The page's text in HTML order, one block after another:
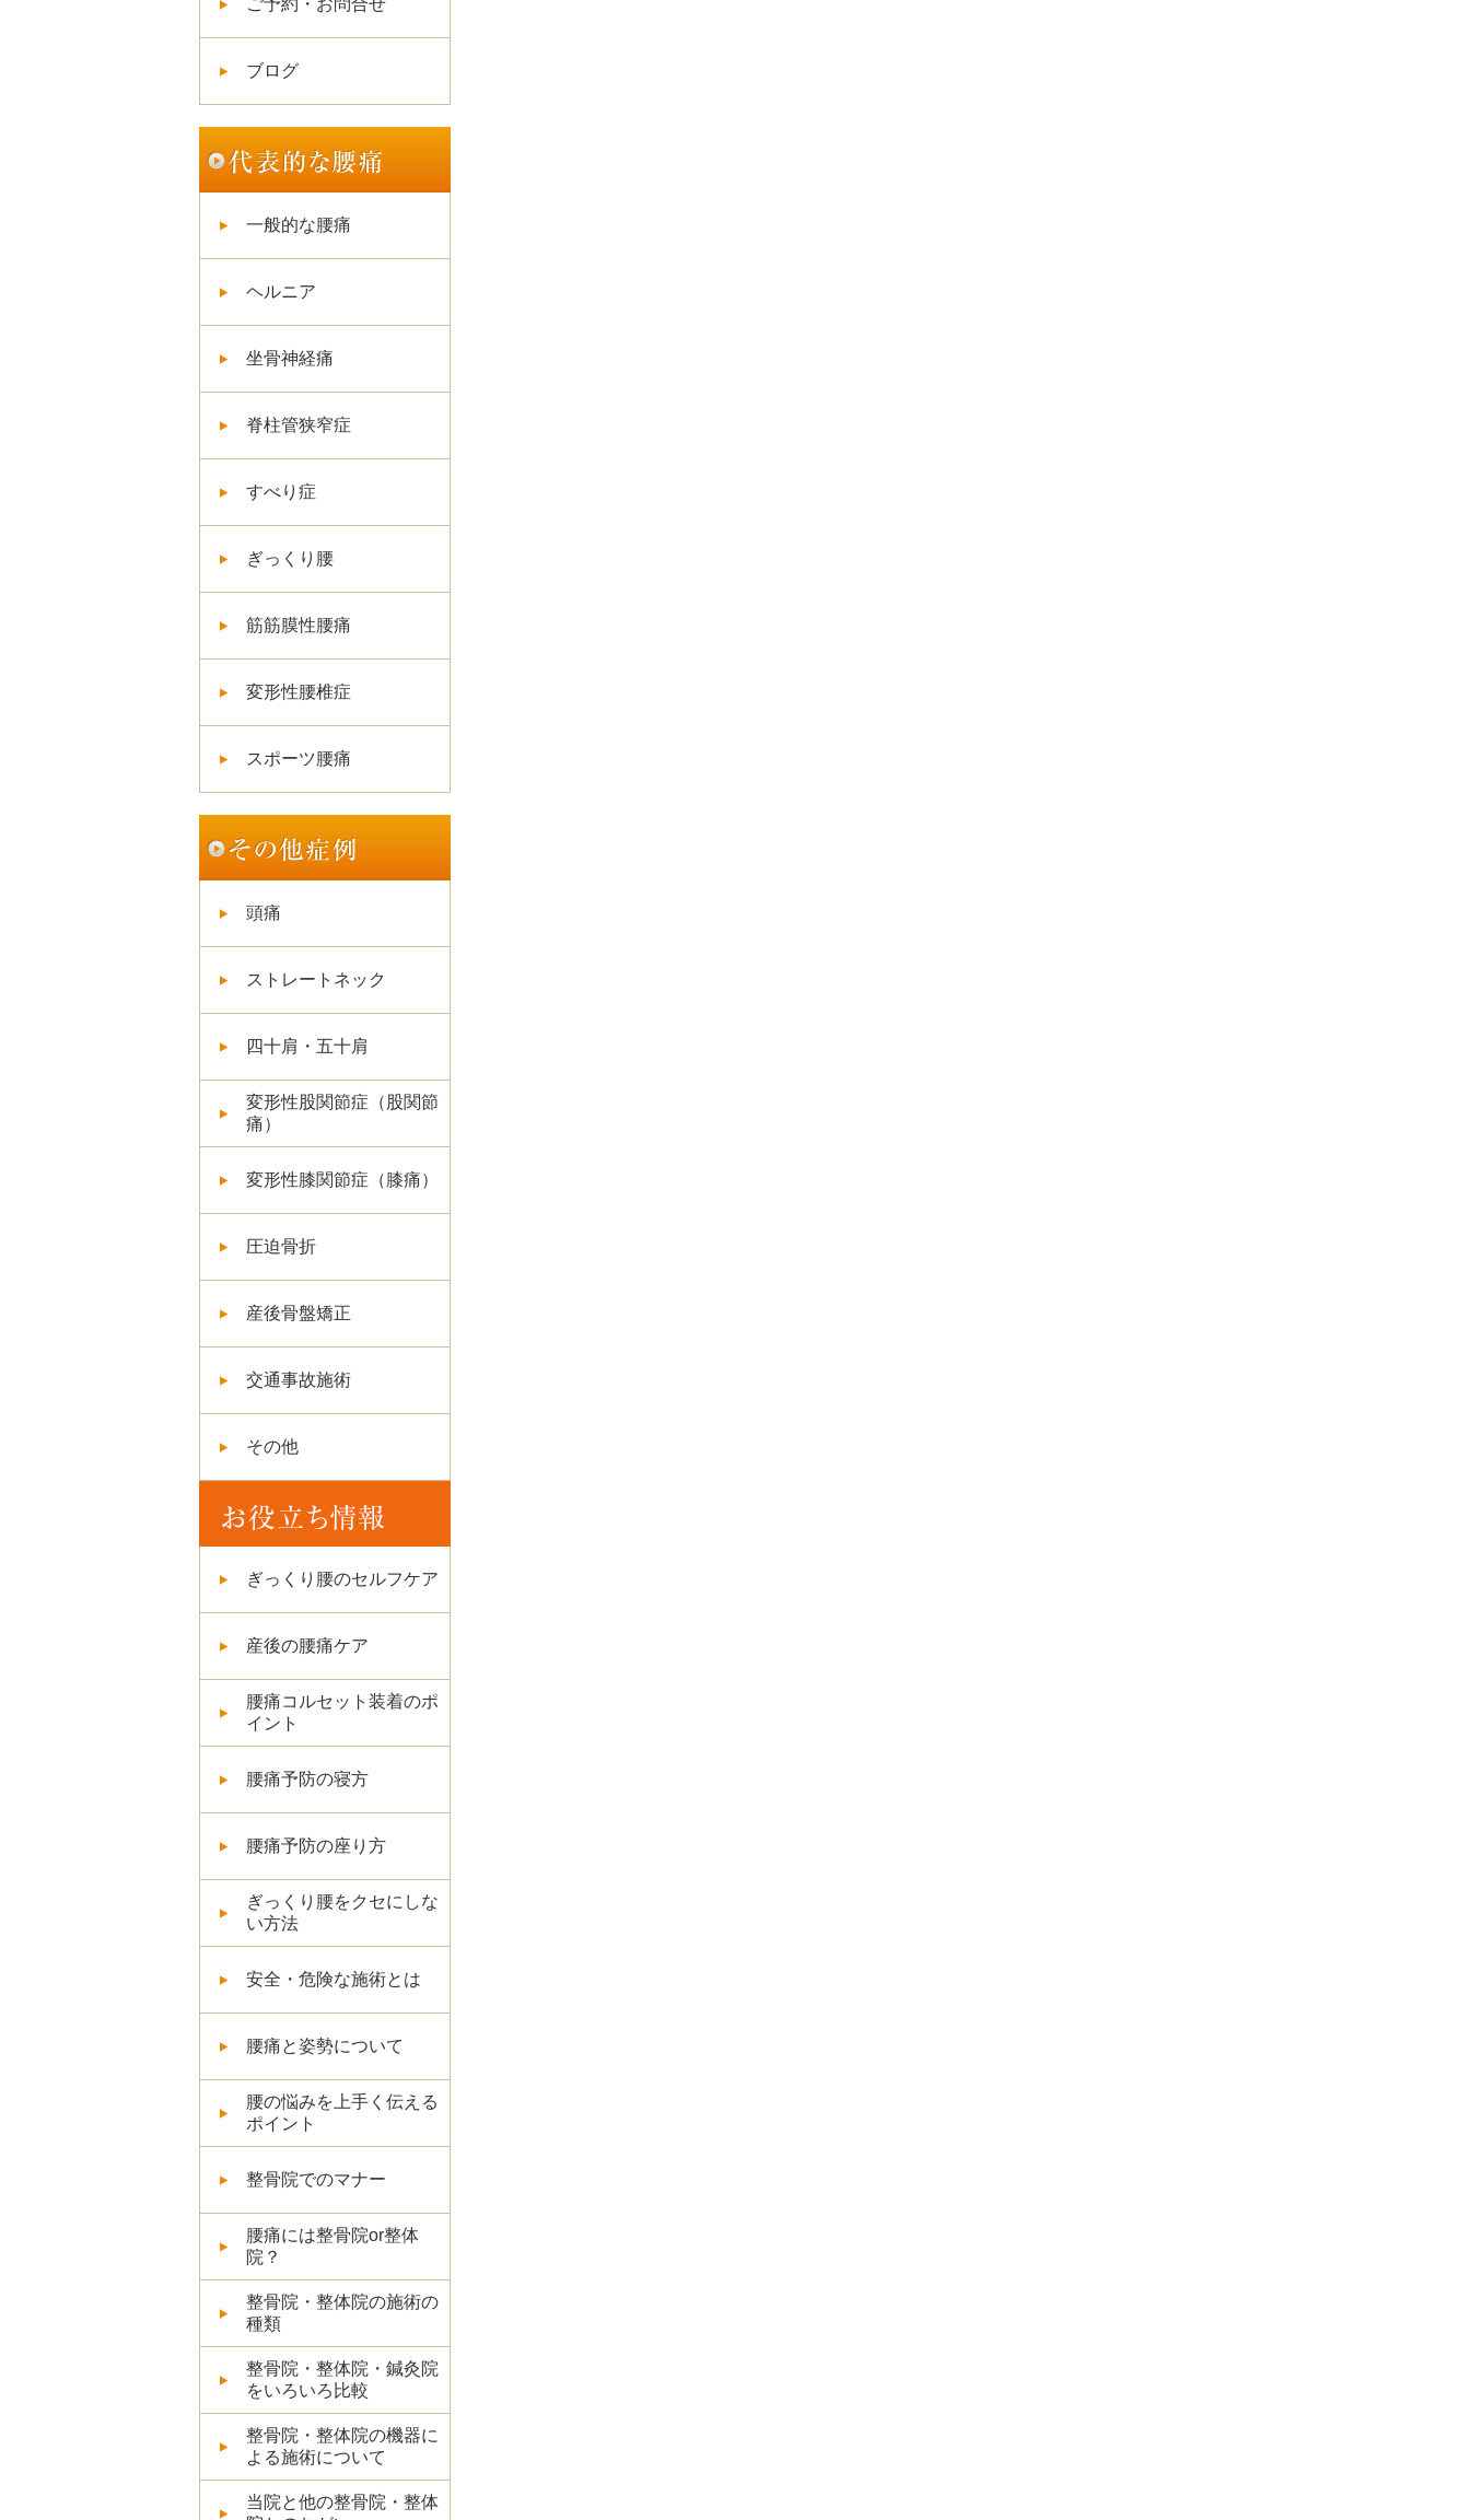
ご予約・お問合せ
ブログ
一般的な腰痛
ヘルニア
坐骨神経痛
脊柱管狭窄症
すべり症
ぎっくり腰
筋筋膜性腰痛
変形性腰椎症
スポーツ腰痛
頭痛
ストレートネック
四十肩・五十肩
変形性股関節症（股関節
痛）
変形性膝関節症（膝痛）
圧迫骨折
産後骨盤矯正
交通事故施術
その他
ぎっくり腰のセルフケア
産後の腰痛ケア
腰痛コルセット装着のポ
イント
腰痛予防の寝方
腰痛予防の座り方
ぎっくり腰をクセにしな
い方法
安全・危険な施術とは
腰痛と姿勢について
腰の悩みを上手く伝える
ポイント
整骨院でのマナー
腰痛には整骨院or整体
院？
整骨院・整体院の施術の
種類
整骨院・整体院・鍼灸院
をいろいろ比較
整骨院・整体院の機器に
よる施術について
当院と他の整骨院・整体